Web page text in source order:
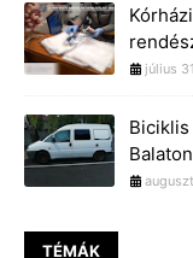
július
TÉMÁK